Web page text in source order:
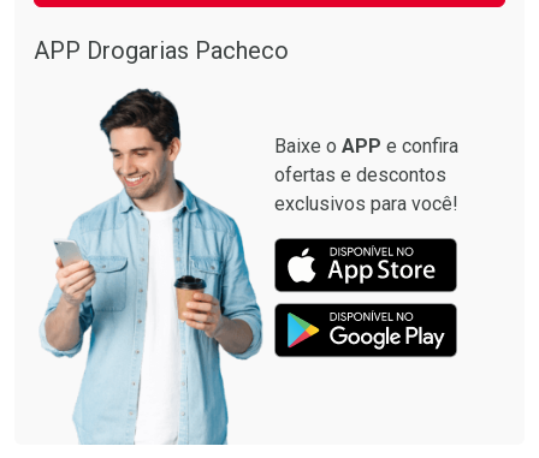
APP Drogarias Pacheco
Baixe o APP e confira
ofertas e descontos
exclusivos para você!